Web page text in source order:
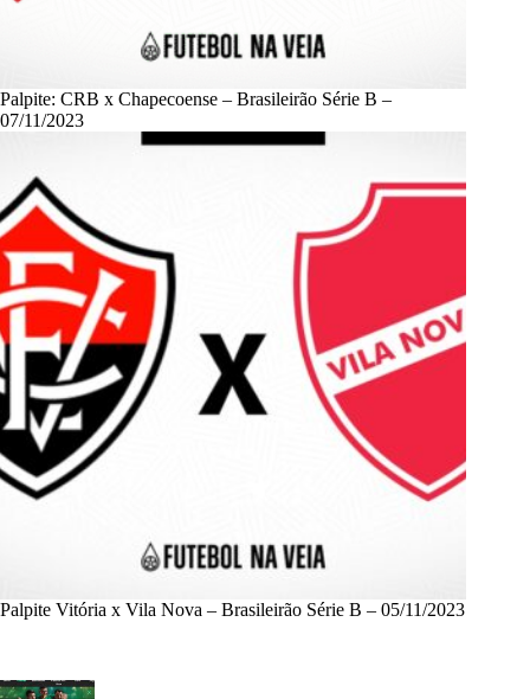
Palpite: CRB x Chapecoense – Brasileirão Série B –
07/11/2023
Palpite Vitória x Vila Nova – Brasileirão Série B – 05/11/2023